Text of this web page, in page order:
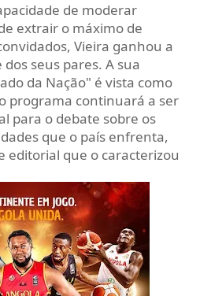
de moderar
extrair o máximo de
Vieira ganhou a
seus pares. A sua
da Nação" é vista como
programa continuará a ser
para o debate sobre os
que o país enfrenta,
editorial que o caracterizou